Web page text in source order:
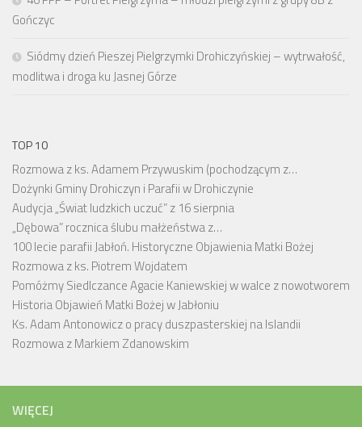
Gończyc
Siódmy dzień Pieszej Pielgrzymki Drohiczyńskiej – wytrwałość,
modlitwa i droga ku Jasnej Górze
TOP 10
Rozmowa z ks. Adamem Przywuskim (pochodzącym z…
Dożynki Gminy Drohiczyn i Parafii w Drohiczynie
Audycja „Świat ludzkich uczuć” z 16 sierpnia
„Dębowa” rocznica ślubu małżeństwa z…
100 lecie parafii Jabłoń. Historyczne Objawienia Matki Bożej
Rozmowa z ks. Piotrem Wojdatem
Pomóżmy Siedlczance Agacie Kaniewskiej w walce z nowotworem
Historia Objawień Matki Bożej w Jabłoniu
Ks. Adam Antonowicz o pracy duszpasterskiej na Islandii
Rozmowa z Markiem Zdanowskim
WIĘCEJ